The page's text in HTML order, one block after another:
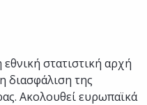
στατιστική αρχή
διασφάλιση της
Ακολουθεί ευρωπαϊκά